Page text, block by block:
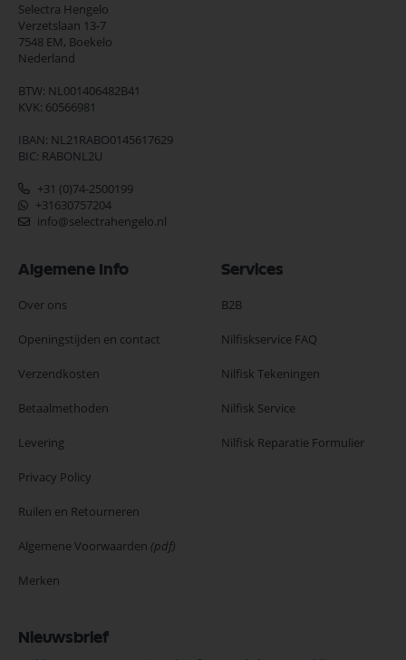
Selectra Hengelo
Verzetslaan 13-7
7548 EM, Boekelo
Nederland
BTW: NL001406482B41
KVK: 60566981
IBAN: NL21RABO0145617629
BIC: RABONL2U
+31 (0)74-2500199
+31630757204
info@selectrahengelo.nl
Algemene Info
Over ons
Openingstijden en contact
Verzendkosten
Betaalmethoden
Levering
Privacy Policy
Ruilen en Retourneren
Algemene Voorwaarden (pdf)
Merken
Services
B2B
Nilfiskservice FAQ
Nilfisk Tekeningen
Nilfisk Service
Nilfisk Reparatie Formulier
Nieuwsbrief